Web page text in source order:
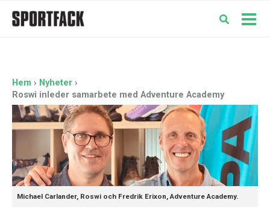
Hem
Nyheter
Roswi inleder samarbete med Adventure Academy
Michael Carlander, Roswi och Fredrik Erixon, Adventure Academy.